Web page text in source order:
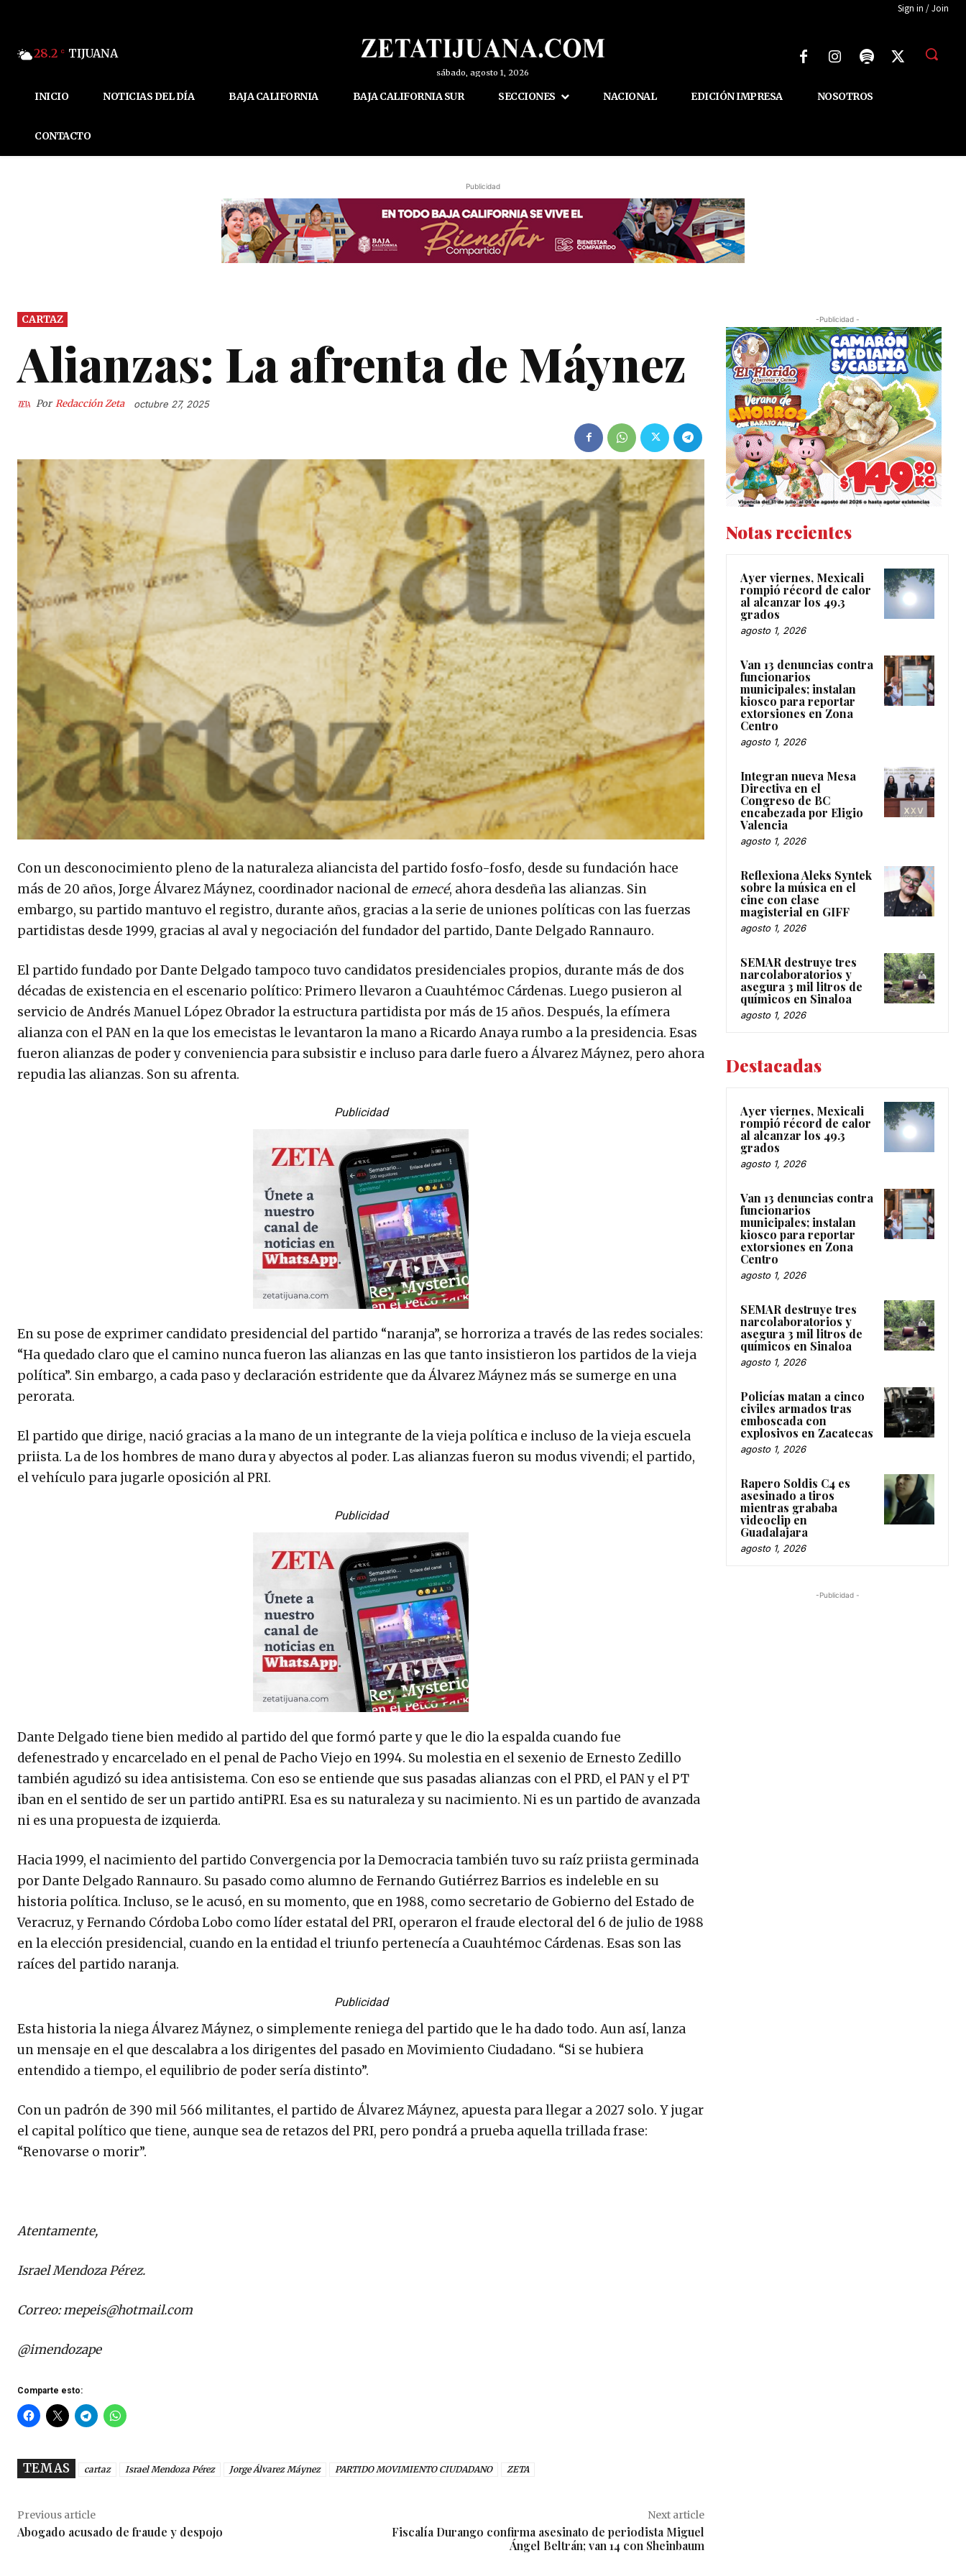
Sign in / Join
28.2 C TIJUANA
sábado, agosto 1, 2026
INICIO NOTICIAS DEL DÍA BAJA CALIFORNIA BAJA CALIFORNIA SUR SECCIONES NACIONAL EDICIÓN IMPRESA NOSOTROS
CONTACTO
Publicidad
CARTAZ
Alianzas: La afrenta de Máynez
Por Redacción Zeta octubre 27, 2025
Con un desconocimiento pleno de la naturaleza aliancista del partido fosfo-fosfo, desde su fundación hace
más de 20 años, Jorge Álvarez Máynez, coordinador nacional de emecé, ahora desdeña las alianzas. Sin
embargo, su partido mantuvo el registro, durante años, gracias a la serie de uniones políticas con las fuerzas
partidistas desde 1999, gracias al aval y negociación del fundador del partido, Dante Delgado Rannauro.
El partido fundado por Dante Delgado tampoco tuvo candidatos presidenciales propios, durante más de dos
décadas de existencia en el escenario político: Primero llevaron a Cuauhtémoc Cárdenas. Luego pusieron al
servicio de Andrés Manuel López Obrador la estructura partidista por más de 15 años. Después, la efímera
alianza con el PAN en la que los emecistas le levantaron la mano a Ricardo Anaya rumbo a la presidencia. Esas
fueron alianzas de poder y conveniencia para subsistir e incluso para darle fuero a Álvarez Máynez, pero ahora
repudia las alianzas. Son su afrenta.
Publicidad
En su pose de exprimer candidato presidencial del partido “naranja”, se horroriza a través de las redes sociales:
“Ha quedado claro que el camino nunca fueron las alianzas en las que tanto insistieron los partidos de la vieja
política”. Sin embargo, a cada paso y declaración estridente que da Álvarez Máynez más se sumerge en una
perorata.
El partido que dirige, nació gracias a la mano de un integrante de la vieja política e incluso de la vieja escuela
priista. La de los hombres de mano dura y abyectos al poder. Las alianzas fueron su modus vivendi; el partido,
el vehículo para jugarle oposición al PRI.
Publicidad
Dante Delgado tiene bien medido al partido del que formó parte y que le dio la espalda cuando fue
defenestrado y encarcelado en el penal de Pacho Viejo en 1994. Su molestia en el sexenio de Ernesto Zedillo
también agudizó su idea antisistema. Con eso se entiende que sus pasadas alianzas con el PRD, el PAN y el PT
iban en el sentido de ser un partido antiPRI. Esa es su naturaleza y su nacimiento. Ni es un partido de avanzada
ni es una propuesta de izquierda.
Hacia 1999, el nacimiento del partido Convergencia por la Democracia también tuvo su raíz priista germinada
por Dante Delgado Rannauro. Su pasado como alumno de Fernando Gutiérrez Barrios es indeleble en su
historia política. Incluso, se le acusó, en su momento, que en 1988, como secretario de Gobierno del Estado de
Veracruz, y Fernando Córdoba Lobo como líder estatal del PRI, operaron el fraude electoral del 6 de julio de 1988
en la elección presidencial, cuando en la entidad el triunfo pertenecía a Cuauhtémoc Cárdenas. Esas son las
raíces del partido naranja.
Publicidad
Esta historia la niega Álvarez Máynez, o simplemente reniega del partido que le ha dado todo. Aun así, lanza
un mensaje en el que descalabra a los dirigentes del pasado en Movimiento Ciudadano. “Si se hubiera
entendido a tiempo, el equilibrio de poder sería distinto”.
Con un padrón de 390 mil 566 militantes, el partido de Álvarez Máynez, apuesta para llegar a 2027 solo. Y jugar
el capital político que tiene, aunque sea de retazos del PRI, pero pondrá a prueba aquella trillada frase:
“Renovarse o morir”.
Atentamente,
Israel Mendoza Pérez.
Correo:mepeis@hotmail.com
@imendozape
Comparte esto:
TEMAS cartaz Israel Mendoza Pérez Jorge Álvarez Máynez PARTIDO MOVIMIENTO CIUDADANO ZETA
Previous article
Abogado acusado de fraude y despojo
Next article
Fiscalía Durango confirma asesinato de periodista Miguel
Ángel Beltrán; van 14 con Sheinbaum
-Publicidad -
Notas recientes
Ayer viernes, Mexicali
rompió récord de calor
al alcanzar los 49.3
grados
agosto 1, 2026
Van 13 denuncias contra
funcionarios
municipales; instalan
kiosco para reportar
extorsiones en Zona
Centro
agosto 1, 2026
Integran nueva Mesa
Directiva en el
Congreso de BC
encabezada por Eligio
Valencia
agosto 1, 2026
Reflexiona Aleks Syntek
sobre la música en el
cine con clase
magisterial en GIFF
agosto 1, 2026
SEMAR destruye tres
narcolaboratorios y
asegura 3 mil litros de
químicos en Sinaloa
agosto 1, 2026
Destacadas
Ayer viernes, Mexicali
rompió récord de calor
al alcanzar los 49.3
grados
agosto 1, 2026
Van 13 denuncias contra
funcionarios
municipales; instalan
kiosco para reportar
extorsiones en Zona
Centro
agosto 1, 2026
SEMAR destruye tres
narcolaboratorios y
asegura 3 mil litros de
químicos en Sinaloa
agosto 1, 2026
Policías matan a cinco
civiles armados tras
emboscada con
explosivos en Zacatecas
agosto 1, 2026
Rapero Soldis C4 es
asesinado a tiros
mientras grababa
videoclip en
Guadalajara
agosto 1, 2026
-Publicidad -